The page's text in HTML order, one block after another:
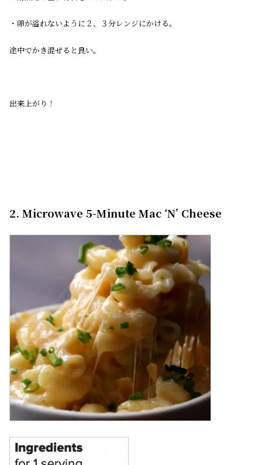
・卵が溢れないように２、３分レンジにかける。
途中でかき混ぜると良い。
出来上がり！
2. Microwave 5-Minute Mac ‘N’ Cheese